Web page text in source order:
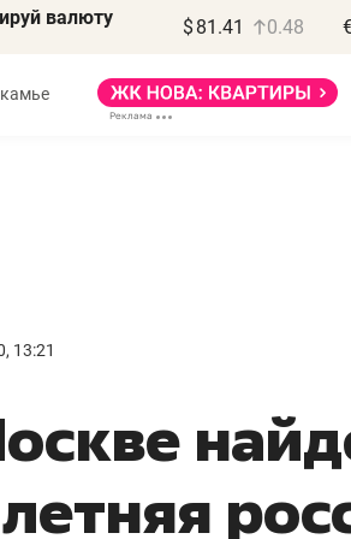
валюту $ 81.41 0.48
13:21
правил, бизнес может
потерять минимум